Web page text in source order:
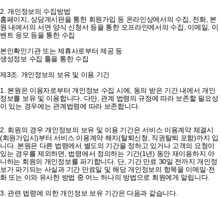
2. 개인정보의 수집방법
홈페이지, 상담게시판을 통한 회원가입 등 온라인상에서의 수집, 전화, 본
원 내에서의 서면 양식 신청서 등을 통한 오프라인에서의 수집, 이메일, 이
벤트 응모 등을 통한 수집
본인확인기관 또는 제휴사로부터 제공 등
생성정보 수집 툴을 통한 수집
제3조. 개인정보의 보유 및 이용 기간
1. 본원은 이용자로부터 개인정보 수집 시에, 동의 받은 기간 내에서 개인
정보를 보유 및 이용합니다. 다만, 관계 법령의 규정에 따라 보존할 필요성
이 있는 경우에는 관계법령에 따라 보존합니다.
2. 회원의 경우 개인정보의 보유 및 이용 기간은 서비스 이용계약 체결시
(회원가입시)부터 서비스 이용계약 해지(탈퇴신청, 직권탈퇴 포함)까지 입
니다. 본원은 다른 법령에서 별도의 기간을 정하고 있거나 고객의 요청이
있는 경우를 제외하면, 법령에서 정의하는 기간(1년) 동안 재이용하지 아
니하는 회원의 개인정보를 파기합니다. 단, 기간 만료 30일 전까지 개인정
보가 파기되는 사실과 기간 만료일 및 해당 개인정보의 항목을 이메일·전
화 또는 이와 유사한 방법 중 어느 하나의 방법으로 회원에게 알립니다.
3. 관련 법령에 의한 개인정보 보유 기간은 다음과 같습니다.